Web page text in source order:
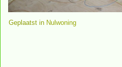
Geplaatst in Nulwoning